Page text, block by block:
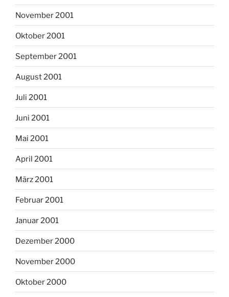
November 2001
Oktober 2001
September 2001
August 2001
Juli 2001
Juni 2001
Mai 2001
April 2001
März 2001
Februar 2001
Januar 2001
Dezember 2000
November 2000
Oktober 2000